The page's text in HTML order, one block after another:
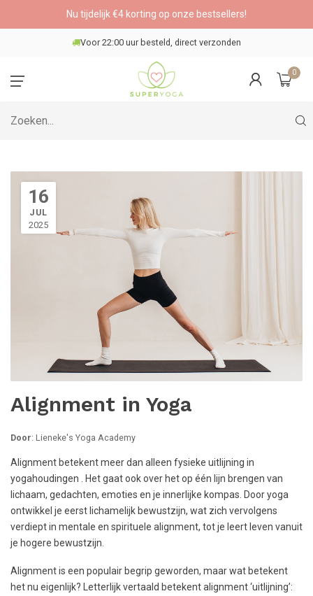
Nu tijdelijk €4 korting op onze bestsellers!
Veilig betalen
0
16
JUL
2025
Alignment in Yoga
Door: Lieneke's Yoga Academy
Alignment betekent meer dan alleen fysieke uitlijning in
yogahoudingen . Het gaat ook over het op één lijn brengen van
lichaam, gedachten, emoties en je innerlijke kompas. Door yoga
ontwikkel je eerst lichamelijk bewustzijn, wat zich vervolgens
verdiept in mentale en spirituele alignment, tot je leert leven vanuit
je hogere bewustzijn.
Alignment is een populair begrip geworden, maar wat betekent
het nu eigenlijk? Letterlijk vertaald betekent alignment ‘uitlijning’: